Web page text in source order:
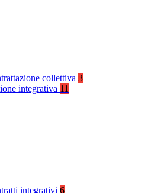
collettiva 3
integrativa 11
integrativi 6